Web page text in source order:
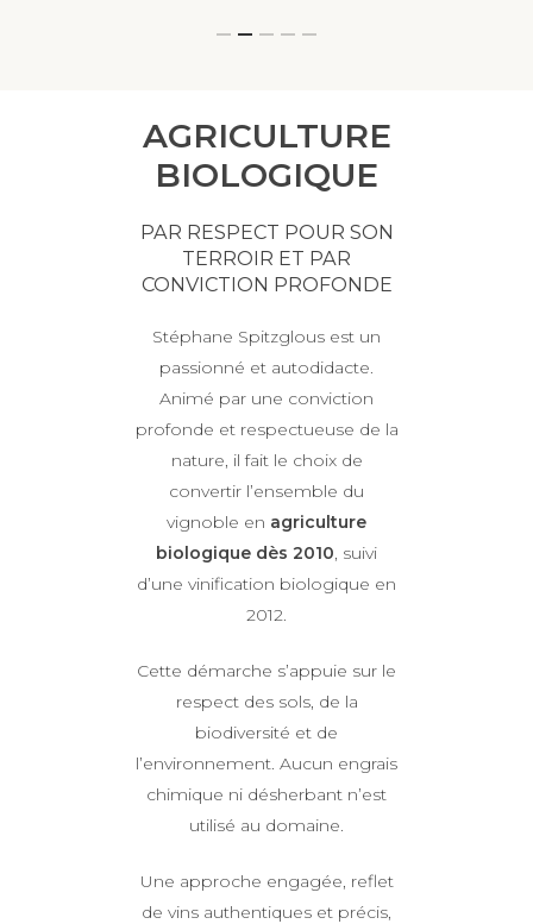
AGRICULTURE
BIOLOGIQUE
PAR RESPECT POUR SON
TERROIR ET PAR
CONVICTION PROFONDE
Stéphane Spitzglous est un
passionné et autodidacte.
Animé par une conviction
profonde et respectueuse de la
nature, il fait le choix de
convertir l’ensemble du
vignoble en agriculture
biologique dès 2010, suivi
d’une vinification biologique en
2012.
Cette démarche s’appuie sur le
respect des sols, de la
biodiversité et de
l’environnement. Aucun engrais
chimique ni désherbant n’est
utilisé au domaine.
Une approche engagée, reflet
de vins authentiques et précis,